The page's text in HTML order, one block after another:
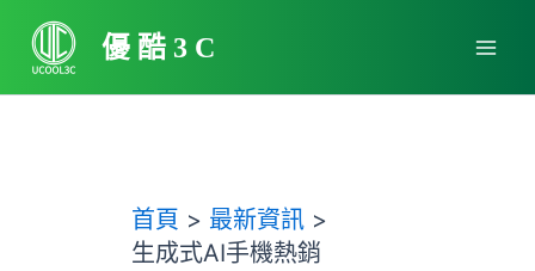
要
優酷3C
首頁
最新資訊
生成式AI手機熱銷